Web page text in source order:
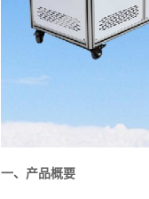
一、产品概要